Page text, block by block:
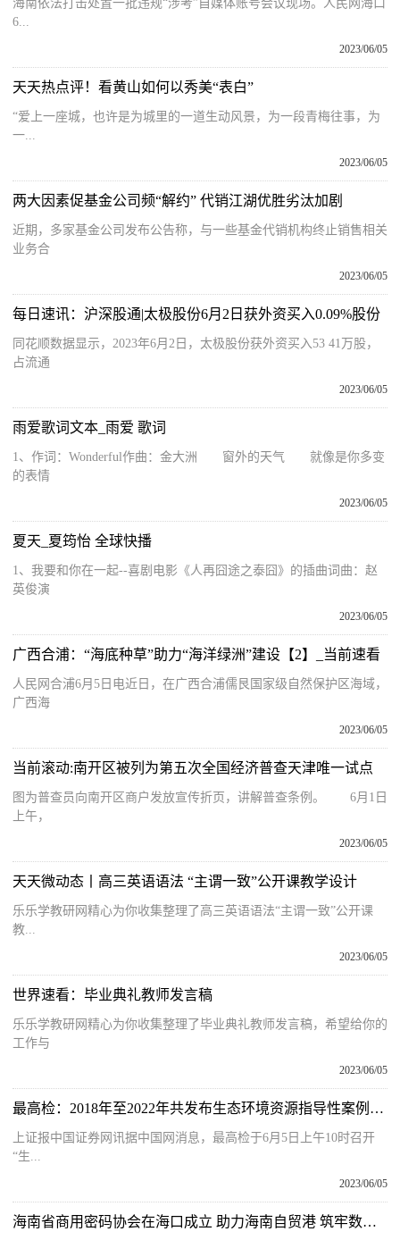
海南依法打击处置一批违规“涉考”自媒体账号会议现场。人民网海口
6...
2023/06/05
天天热点评！看黄山如何以秀美“表白”
“爱上一座城，也许是为城里的一道生动风景，为一段青梅往事，为
一...
2023/06/05
两大因素促基金公司频“解约” 代销江湖优胜劣汰加剧
近期，多家基金公司发布公告称，与一些基金代销机构终止销售相关
业务合
2023/06/05
每日速讯：沪深股通|太极股份6月2日获外资买入0.09%股份
同花顺数据显示，2023年6月2日，太极股份获外资买入53 41万股，
占流通
2023/06/05
雨爱歌词文本_雨爱 歌词
1、作词：Wonderful作曲：金大洲 窗外的天气 就像是你多变
的表情
2023/06/05
夏天_夏筠怡 全球快播
1、我要和你在一起--喜剧电影《人再囧途之泰囧》的插曲词曲：赵
英俊演
2023/06/05
广西合浦：“海底种草”助力“海洋绿洲”建设【2】_当前速看
人民网合浦6月5日电近日，在广西合浦儒艮国家级自然保护区海域，
广西海
2023/06/05
当前滚动:南开区被列为第五次全国经济普查天津唯一试点
图为普查员向南开区商户发放宣传折页，讲解普查条例。 6月1日
上午，
2023/06/05
天天微动态丨高三英语语法 “主谓一致”公开课教学设计
乐乐学教研网精心为你收集整理了高三英语语法“主谓一致”公开课
教...
2023/06/05
世界速看：毕业典礼教师发言稿
乐乐学教研网精心为你收集整理了毕业典礼教师发言稿，希望给你的
工作与
2023/06/05
最高检：2018年至2022年共发布生态环境资源指导性案例44件 典型案例307件
上证报中国证券网讯据中国网消息，最高检于6月5日上午10时召开
“生...
2023/06/05
海南省商用密码协会在海口成立 助力海南自贸港 筑牢数据安全基石